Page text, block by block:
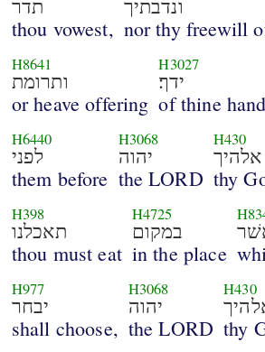
תדר
thou vowest,
ונדבתיך
nor thy freewill
H8641
ותרומת
or heave offering
H3027
ידך׃
of thine
H6440
לפני
them before
H3068
יהוה
the LORD
H430
אלהיך
thy
H398
תאכלנו
thou must eat
H4725
במקום
in the place
H977
יבחר
shall choose,
H3068
יהוה
the LORD
H430
thy